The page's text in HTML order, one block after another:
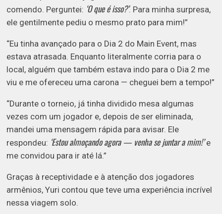
comendo. Perguntei: ‘O que é isso?’. Para minha surpresa,
ele gentilmente pediu o mesmo prato para mim!”
“Eu tinha avançado para o Dia 2 do Main Event, mas
estava atrasada. Enquanto literalmente corria para o
local, alguém que também estava indo para o Dia 2 me
viu e me ofereceu uma carona — cheguei bem a tempo!”
“Durante o torneio, já tinha dividido mesa algumas
vezes com um jogador e, depois de ser eliminada,
mandei uma mensagem rápida para avisar. Ele
respondeu: ‘Estou almoçando agora — venha se juntar a mim!’e
me convidou para ir até lá.”
Graças à receptividade e à atenção dos jogadores
armênios, Yuri contou que teve uma experiência incrível
nessa viagem solo.